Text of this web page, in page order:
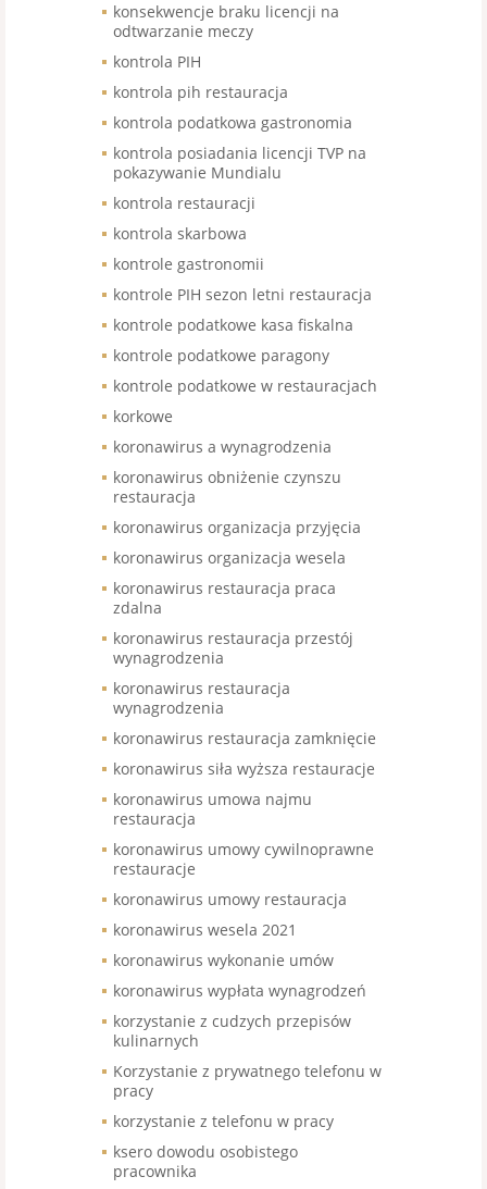
konsekwencje braku licencji na
odtwarzanie meczy
kontrola PIH
kontrola pih restauracja
kontrola podatkowa gastronomia
kontrola posiadania licencji TVP na
pokazywanie Mundialu
kontrola restauracji
kontrola skarbowa
kontrole gastronomii
kontrole PIH sezon letni restauracja
kontrole podatkowe kasa fiskalna
kontrole podatkowe paragony
kontrole podatkowe w restauracjach
korkowe
koronawirus a wynagrodzenia
koronawirus obniżenie czynszu
restauracja
koronawirus organizacja przyjęcia
koronawirus organizacja wesela
koronawirus restauracja praca
zdalna
koronawirus restauracja przestój
wynagrodzenia
koronawirus restauracja
wynagrodzenia
koronawirus restauracja zamknięcie
koronawirus siła wyższa restauracje
koronawirus umowa najmu
restauracja
koronawirus umowy cywilnoprawne
restauracje
koronawirus umowy restauracja
koronawirus wesela 2021
koronawirus wykonanie umów
koronawirus wypłata wynagrodzeń
korzystanie z cudzych przepisów
kulinarnych
Korzystanie z prywatnego telefonu w
pracy
korzystanie z telefonu w pracy
ksero dowodu osobistego
pracownika